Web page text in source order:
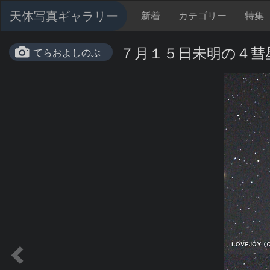
天体写真ギャラリー 新着 カテゴリー 特集
てらおよしのぶ ７月１５日未明の４彗